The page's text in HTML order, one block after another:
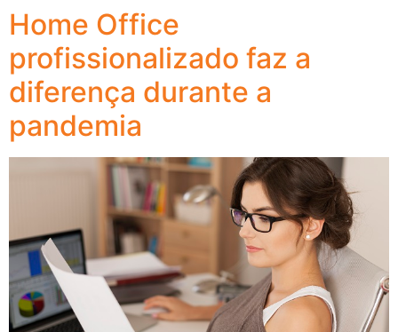
Home Office
profissionalizado faz a
diferença durante a
pandemia